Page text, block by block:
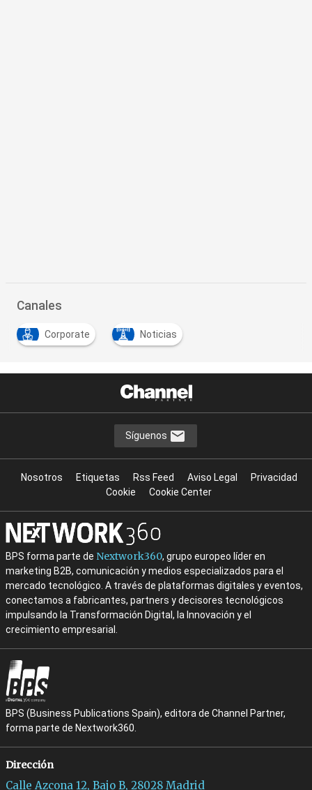
Canales
Corporate Noticias
Síguenos
Nosotros Etiquetas Rss Feed Aviso Legal
Privacidad
Cookie
Cookie Center
BPS forma parte de Nextwork360, grupo europeo líder en
marketing B2B, comunicación y medios especializados para el
mercado tecnológico. A través de plataformas digitales y eventos,
conectamos a fabricantes, partners y decisores tecnológicos
impulsando la Transformación Digital, la Innovación y el
crecimiento empresarial.
BPS (Business Publications Spain), editora de Channel Partner,
forma parte de Nextwork360.
Dirección
Calle Azcona 12, Bajo B, 28028 Madrid